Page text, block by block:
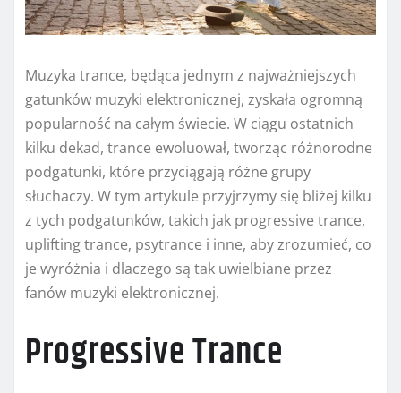
Muzyka trance, będąca jednym z najważniejszych
gatunków muzyki elektronicznej, zyskała ogromną
popularność na całym świecie. W ciągu ostatnich
kilku dekad, trance ewoluował, tworząc różnorodne
podgatunki, które przyciągają różne grupy
słuchaczy. W tym artykule przyjrzymy się bliżej kilku
z tych podgatunków, takich jak progressive trance,
uplifting trance, psytrance i inne, aby zrozumieć, co
je wyróżnia i dlaczego są tak uwielbiane przez
fanów muzyki elektronicznej.
Progressive Trance